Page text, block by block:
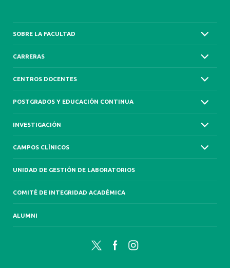
SOBRE LA FACULTAD
CARRERAS
CENTROS DOCENTES
POSTGRADOS Y EDUCACIÓN CONTINUA
INVESTIGACIÓN
CAMPOS CLÍNICOS
UNIDAD DE GESTIÓN DE LABORATORIOS
COMITÉ DE INTEGRIDAD ACADÉMICA
ALUMNI
Twitter FacebookInstagram